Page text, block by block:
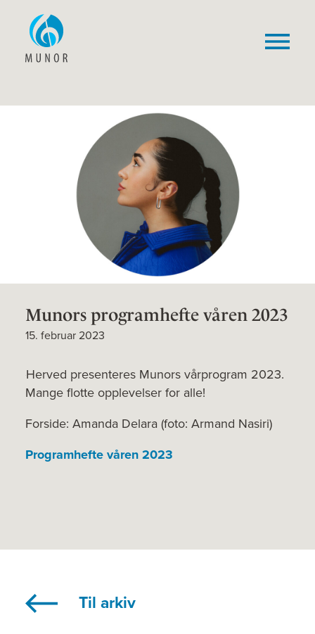
Munors programhefte våren 2023
15. februar 2023
Herved presenteres Munors vårprogram 2023.
Mange flotte opplevelser for alle!
Forside: Amanda Delara (foto: Armand Nasiri)
Programhefte våren 2023
Til arkiv